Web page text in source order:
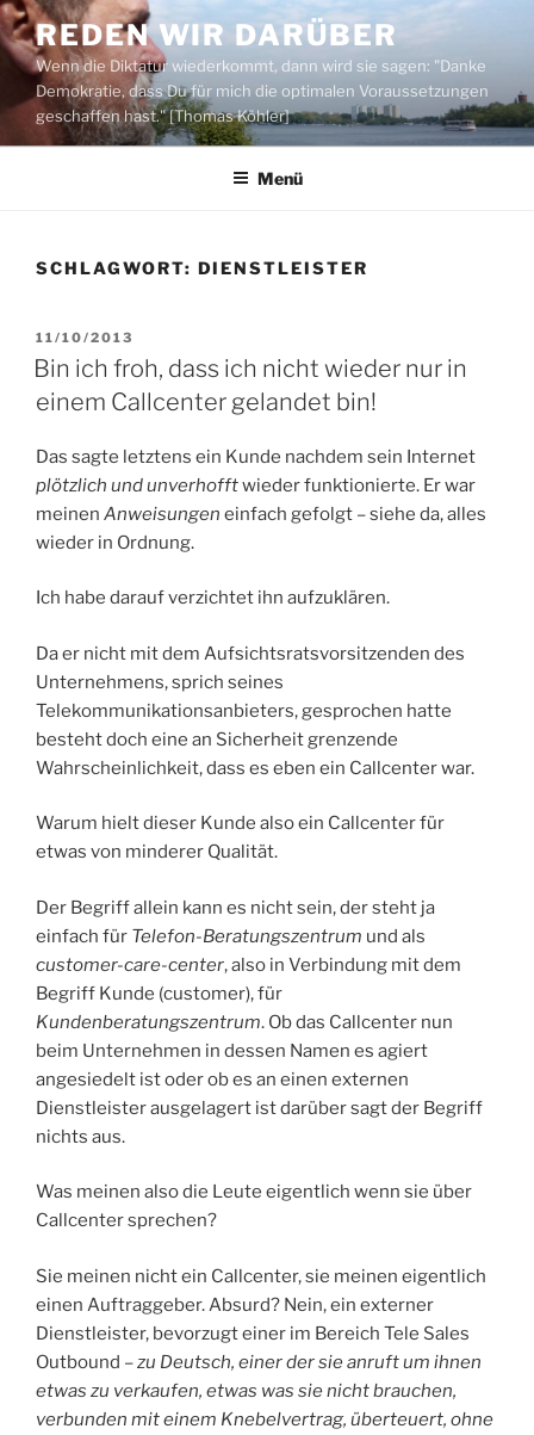
Zum
Inhalt
springen
REDEN WIR DARÜBER
Wenn die Diktatur wiederkommt, dann wird sie sagen: "Danke
Demokratie, dass Du für mich die optimalen Voraussetzungen
geschaffen hast." [Thomas Köhler]
Menü
SCHLAGWORT: DIENSTLEISTER
VERÖFFENTLICHT
AM
11/10/2013
Bin ich froh, dass ich nicht wieder nur in
einem Callcenter gelandet bin!
Das sagte letztens ein Kunde nachdem sein Internet
plötzlich und unverhofftwieder funktionierte. Er war
meinen Anweisungen einfach gefolgt – siehe da, alles
wieder in Ordnung.
Ich habe darauf verzichtet ihn aufzuklären.
Da er nicht mit dem Aufsichtsratsvorsitzenden des
Unternehmens, sprich seines
Telekommunikationsanbieters, gesprochen hatte
besteht doch eine an Sicherheit grenzende
Wahrscheinlichkeit, dass es eben ein Callcenter war.
Warum hielt dieser Kunde also ein Callcenter für
etwas von minderer Qualität.
Der Begriff allein kann es nicht sein, der steht ja
einfach für Telefon-Beratungszentrum und als
customer-care-center, also in Verbindung mit dem
Begriff Kunde (customer), für
Kundenberatungszentrum. Ob das Callcenter nun
beim Unternehmen in dessen Namen es agiert
angesiedelt ist oder ob es an einen externen
Dienstleister ausgelagert ist darüber sagt der Begriff
nichts aus.
Was meinen also die Leute eigentlich wenn sie über
Callcenter sprechen?
Sie meinen nicht ein Callcenter, sie meinen eigentlich
einen Auftraggeber. Absurd? Nein, ein externer
Dienstleister, bevorzugt einer im Bereich Tele Sales
Outbound –zu Deutsch, einer der sie anruft um ihnen
etwas zu verkaufen, etwas was sie nicht brauchen,
verbunden mit einem Knebelvertrag, überteuert, ohne